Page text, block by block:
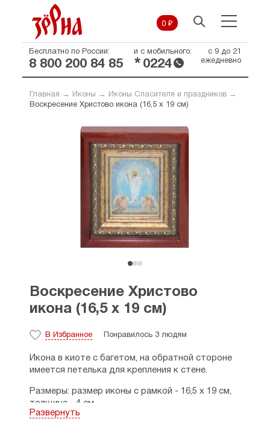
0 ₽
Бесплатно по России:
8 800 200 84 85
и с мобильного:
* 0224
с 9 до 21
ежедневно
Главная → Иконы → Иконы Спасителя и праздников→
Воскресение Христово икона (16,5 х 19 см)
Воскресение Христово
икона (16,5 х 19 см)
В Избранное Понравилось 3 людям
Икона в киоте с багетом, на обратной стороне
имеется петелька для крепления к стене.
Размеры: размер иконы с рамкой - 16,5 х 19 см,
толщина - 4 см.
Развернуть